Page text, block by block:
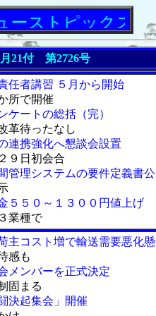
トピックス
月21付 第2726号
任者講習 ５月から開始
所で開催
ケートの総括（完）
革待ったなし
連携強化へ懇談会設置
９日初会合
管理システムの要件定義書
５５０～１３００円値上げ
業種で
主コスト増で輸送需要悪化
感も
メンバーを正式決定
固まる
決起集会」開催